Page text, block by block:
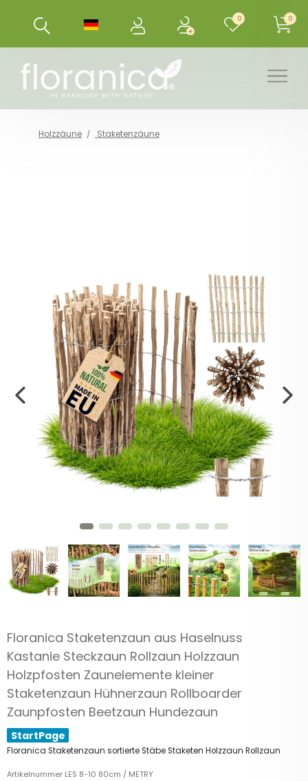
0 0
Holzzäune Staketenzäune
Floranica Staketenzaun aus Haselnuss
Kastanie Steckzaun Rollzaun Holzzaun
Holzpfosten Zaunelemente kleiner
Staketenzaun Hühnerzaun Rollboarder
Zaunpfosten Beetzaun Hundezaun
StartPage
Floranica Staketenzaun sortierte Stäbe Staketen Holzzaun Rollzaun
Artikelnummer LES 8-10 80cm / METRY